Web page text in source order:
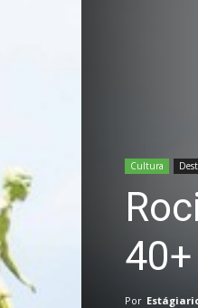
Cultura
40+
Por